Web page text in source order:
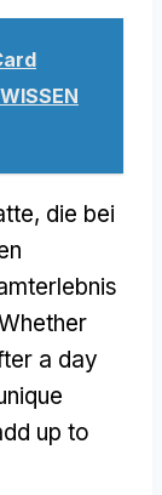
die bei
a day
up to